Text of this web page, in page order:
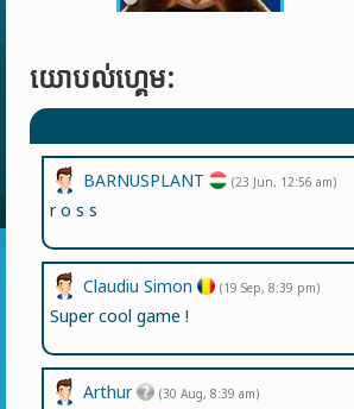
យោបល់ហ្គេម:
Arthur (30 Aug, 8:39 am)
Claudiu Simon (19 Sep, 8:39 pm)
Super cool game !
BARNUSPLANT (23 Jun, 12:56 am)
r o s s